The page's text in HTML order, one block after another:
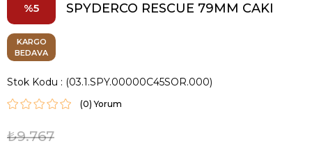
5 SPYDERCO RESCUE 79MM CAKI
KARGO
BEDAVA
Stok Kodu (03.1.SPY.00000C45SOR.000)
(0)
₺9.767